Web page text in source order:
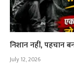
निशान नहीं, पहचान
July 12, 2026